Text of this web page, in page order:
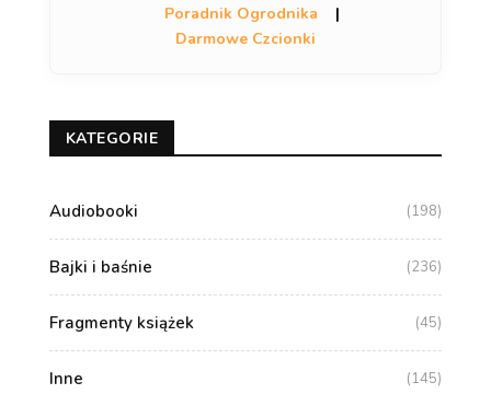
Poradnik Ogrodnika
|
Darmowe Czcionki
KATEGORIE
Audiobooki (198)
Bajki i baśnie (236)
Fragmenty książek (45)
Inne (145)